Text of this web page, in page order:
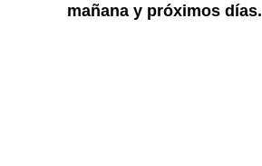
mañana y próximos días.